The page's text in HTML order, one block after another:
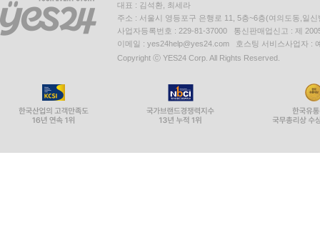
대표 : 김석환, 최세라
주소 : 서울시 영등포구 은행로 11, 5층~6층(여의도동,일신
사업자등록번호 : 229-81-37000 통신판매업신고 : 제
이메일 : yes24help@yes24.com 호스팅 서비스사업자 :
Copyright ⓒ YES24 Corp. All Rights Reserved.